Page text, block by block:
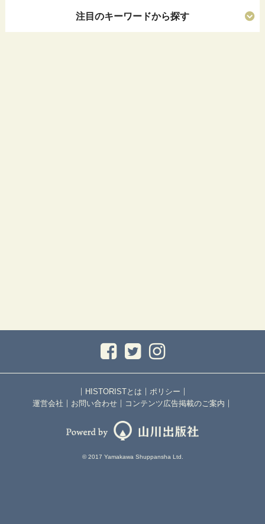
注目のキーワードから探す
｜ HISTORISTとは ｜ ポリシー ｜
運営会社 ｜ お問い合わせ ｜ コンテンツ広告掲載のご案内 ｜
© 2017 Yamakawa Shuppansha Ltd.